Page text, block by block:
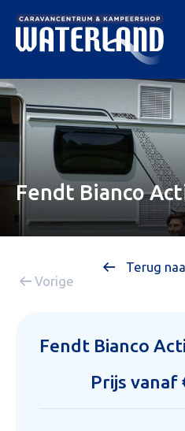
Fendt Bianco
Terug
Vorige
Fendt Bianco
Prijs vanaf